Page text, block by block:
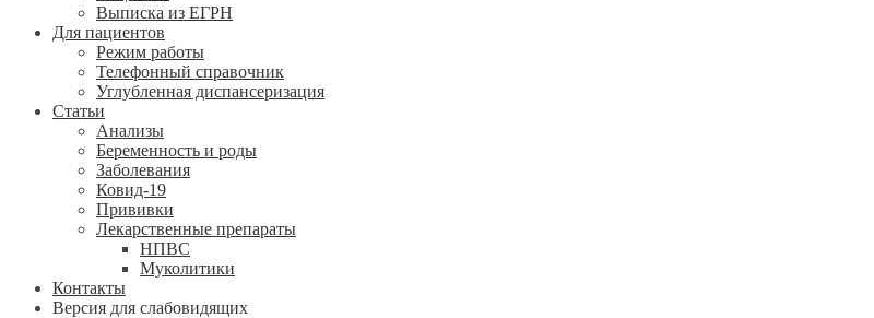
Выписка из ЕГРН
Для пациентов
Режим работы
Телефонный справочник
Углубленная диспансеризация
Статьи
Анализы
Беременность и роды
Заболевания
Ковид-19
Прививки
Лекарственные препараты
НПВС
Муколитики
Контакты
Версия для слабовидящих